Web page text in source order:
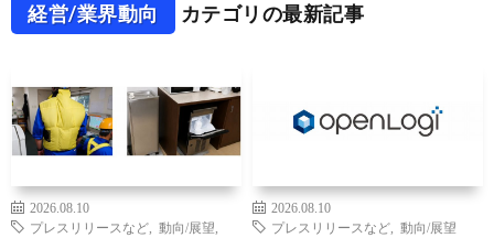
経営/業界動向 カテゴリの最新記事
2026.08.10
プレスリリースなど
動向/展望
2026.08.10
プレスリリースなど
動向/展望